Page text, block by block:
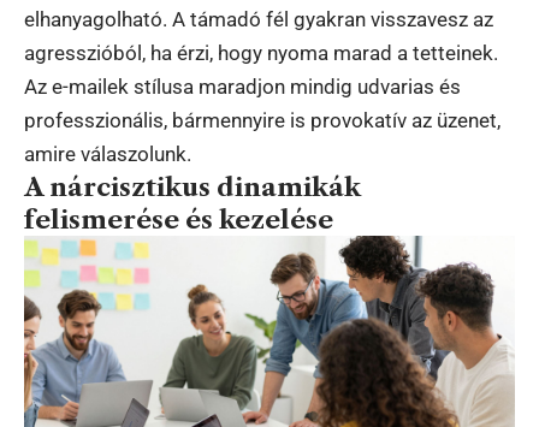
elhanyagolható. A támadó fél gyakran visszavesz az
agresszióból, ha érzi, hogy nyoma marad a tetteinek.
Az e-mailek stílusa maradjon mindig udvarias és
professzionális, bármennyire is provokatív az üzenet,
amire válaszolunk.
A nárcisztikus dinamikák
felismerése és kezelése